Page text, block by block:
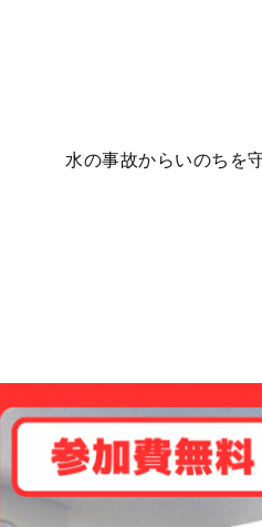
水の事故からいのちを